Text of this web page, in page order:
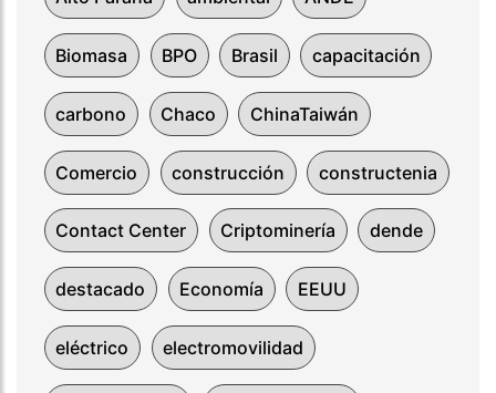
Biomasa BPO Brasil capacitación
carbono Chaco ChinaTaiwán
Comercio construcción constructenia
Contact Center Criptominería dende
destacado Economía EEUU
eléctrico electromovilidad